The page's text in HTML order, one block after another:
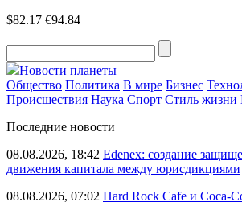
$82.17 €94.84
Новости планеты
Общество Политика В мире Бизнес
Происшествия Наука Спорт Стиль жизни
Последние новости
08.08.2026, 18:42 Edenex: создание
движения капитала между юрисдикциями
08.08.2026, 07:02 Hard Rock Cafe и Coca-